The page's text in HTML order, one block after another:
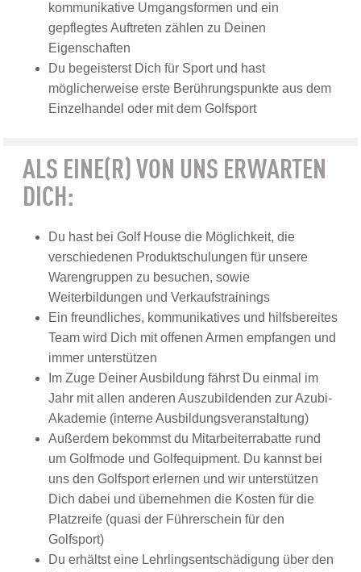
kommunikative Umgangsformen und ein
gepflegtes Auftreten zählen zu Deinen
Eigenschaften
Du begeisterst Dich für Sport und hast
möglicherweise erste Berührungspunkte aus dem
Einzelhandel oder mit dem Golfsport
ALS EINE(R) VON UNS ERWARTEN
DICH:
Du hast bei Golf House die Möglichkeit, die
verschiedenen Produktschulungen für unsere
Warengruppen zu besuchen, sowie
Weiterbildungen und Verkaufstrainings
Ein freundliches, kommunikatives und hilfsbereites
Team wird Dich mit offenen Armen empfangen und
immer unterstützen
Im Zuge Deiner Ausbildung fährst Du einmal im
Jahr mit allen anderen Auszubildenden zur Azubi-
Akademie (interne Ausbildungsveranstaltung)
Außerdem bekommst du Mitarbeiterrabatte rund
um Golfmode und Golfequipment. Du kannst bei
uns den Golfsport erlernen und wir unterstützen
Dich dabei und übernehmen die Kosten für die
Platzreife (quasi der Führerschein für den
Golfsport)
Du erhältst eine Lehrlingsentschädigung über den